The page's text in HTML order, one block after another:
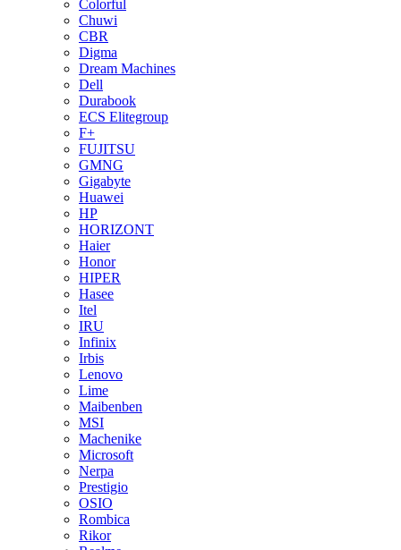
Colorful
Chuwi
CBR
Digma
Dream Machines
Dell
Durabook
ECS Elitegroup
F+
FUJITSU
GMNG
Gigabyte
Huawei
HP
HORIZONT
Haier
Honor
HIPER
Hasee
Itel
IRU
Infinix
Irbis
Lenovo
Lime
Maibenben
MSI
Machenike
Microsoft
Nerpa
Prestigio
OSIO
Rombica
Rikor